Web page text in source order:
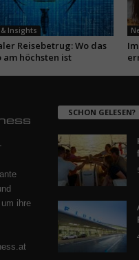
& Insights
Reisebetrug: Wo das
am höchsten ist
ihre
SCHON GELESEN?